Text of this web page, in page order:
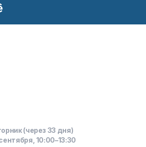
(через 33 дня)
10:00–13:30